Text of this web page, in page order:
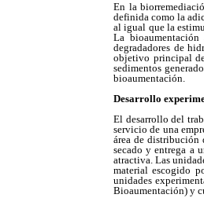
En la
definida como la
al igual que la
La
degradadores de
objetivo principal
sedimentos
bioaumentación.
Desarrollo
El desarrollo del
servicio de una
área de distribución
secado y entrega a
atractiva. Las
material escogido
unidades
Bioaumentación) y